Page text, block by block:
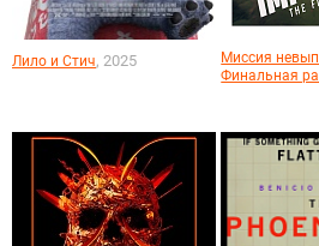
Лило и Стич, 2025
Миссия
Финальная